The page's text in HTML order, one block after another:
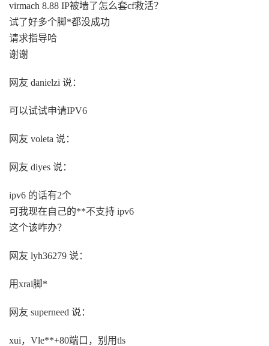
virmach 8.88 IP被墙了怎么套cf救活？
试了好多个脚*都没成功
请求指导哈
谢谢
网友 danielzi 说：
可以试试申请IPV6
网友 voleta 说：
网友 diyes 说：
ipv6 的话有2个
可我现在自己的**不支持 ipv6
这个该咋办？
网友 lyh36279 说：
用xrai脚*
网友 superneed 说：
xui，Vle**+80端口，别用tls